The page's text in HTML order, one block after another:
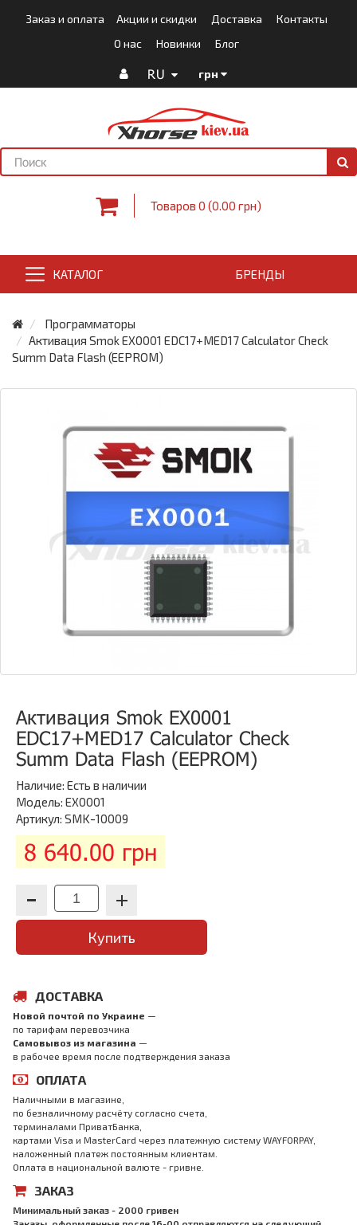
Заказ и оплата Акции и скидки Доставка
Контакты
О нас
Новинки Блог
RU грн
Товаров 0 (0.00 грн)
КАТАЛОГ БРЕНДЫ
Программаторы
Активация Smok EX0001 EDC17+MED17 Calculator Check
Summ Data Flash (EEPROM)
Активация Smok EX0001
EDC17+MED17 Calculator Check
Summ Data Flash (EEPROM)
Наличие: Есть в наличии
Модель: EX0001
Артикул: SMK-10009
8 640.00 грн
Купить
ДОСТАВКА
Новой почтой по Украине —
по тарифам перевозчика
Самовывоз из магазина —
в рабочее время после подтверждения заказа
ОПЛАТА
Наличными в магазине,
по безналичному расчёту согласно счета,
терминалами ПриватБанка,
картами Visa и MasterCard через платежную систему WAYFORPAY,
наложенный платеж постоянным клиентам.
Оплата в национальной валюте - гривне.
ЗАКАЗ
Минимальный заказ - 2000 гривен